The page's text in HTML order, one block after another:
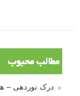
مطالب محبوب